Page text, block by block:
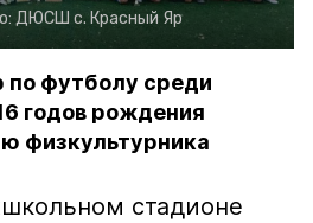
ДЮСШ с. Красный Яр
футболу среди
годов рождения
физкультурника
стадионе